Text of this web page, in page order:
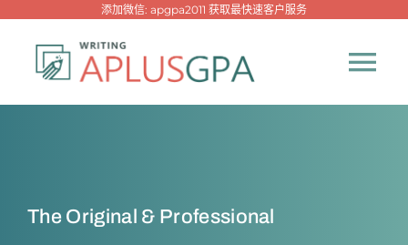
添加微信: apgpa2011 获取最快速客户服务
The Original & Professional